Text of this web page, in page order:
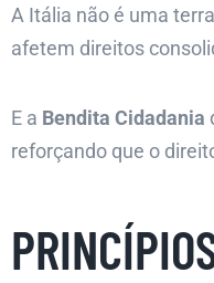
A Itália não é uma
afetem direitos
E a Bendita Cidadania
reforçando que o